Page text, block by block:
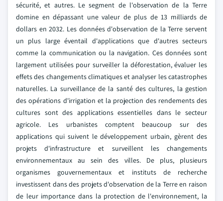
sécurité, et autres. Le segment de l'observation de la Terre
domine en dépassant une valeur de plus de 13 milliards de
dollars en 2032. Les données d'observation de la Terre servent
un plus large éventail d'applications que d'autres secteurs
comme la communication ou la navigation. Ces données sont
largement utilisées pour surveiller la déforestation, évaluer les
effets des changements climatiques et analyser les catastrophes
naturelles. La surveillance de la santé des cultures, la gestion
des opérations d'irrigation et la projection des rendements des
cultures sont des applications essentielles dans le secteur
agricole. Les urbanistes comptent beaucoup sur des
applications qui suivent le développement urbain, gèrent des
projets d'infrastructure et surveillent les changements
environnementaux au sein des villes. De plus, plusieurs
organismes gouvernementaux et instituts de recherche
investissent dans des projets d'observation de la Terre en raison
de leur importance dans la protection de l'environnement, la